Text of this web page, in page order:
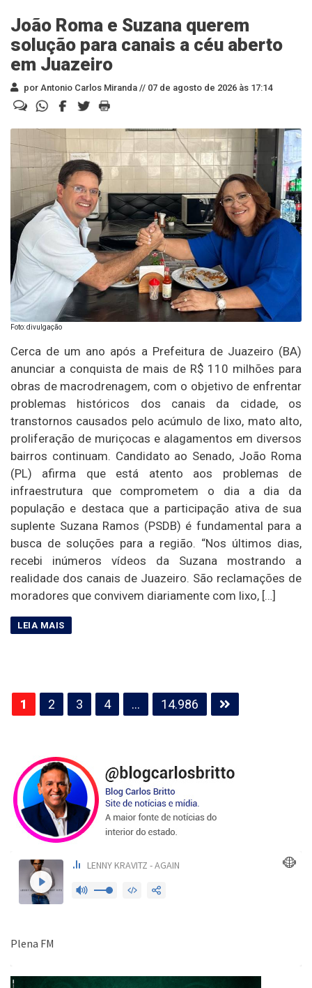
João Roma e Suzana querem
solução para canais a céu aberto
em Juazeiro
por Antonio Carlos Miranda // 07 de agosto de 2026 às 17:14
Foto: divulgação
Cerca de um ano após a Prefeitura de Juazeiro (BA)
anunciar a conquista de mais de R$ 110 milhões para
obras de macrodrenagem, com o objetivo de enfrentar
problemas históricos dos canais da cidade, os
transtornos causados pelo acúmulo de lixo, mato alto,
proliferação de muriçocas e alagamentos em diversos
bairros continuam. Candidato ao Senado, João Roma
(PL) afirma que está atento aos problemas de
infraestrutura que comprometem o dia a dia da
população e destaca que a participação ativa de sua
suplente Suzana Ramos (PSDB) é fundamental para a
busca de soluções para a região. “Nos últimos dias,
recebi inúmeros vídeos da Suzana mostrando a
realidade dos canais de Juazeiro. São reclamações de
moradores que convivem diariamente com lixo, […]
Paginação
de
1 2 3 4 … 14.986